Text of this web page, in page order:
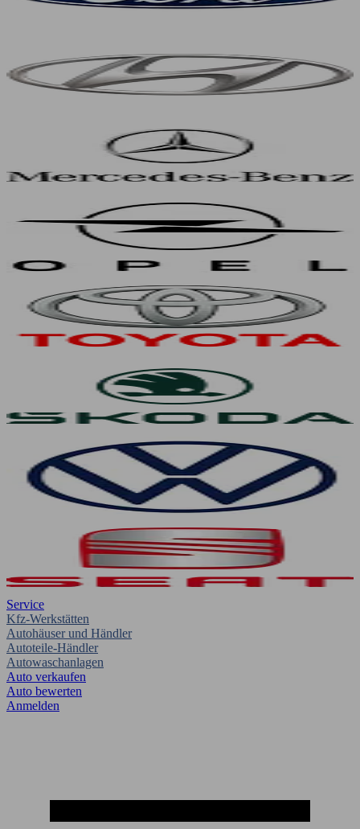
Service
Kfz-Werkstätten
Autohäuser und Händler
Autoteile-Händler
Autowaschanlagen
Auto verkaufen
Auto bewerten
Anmelden